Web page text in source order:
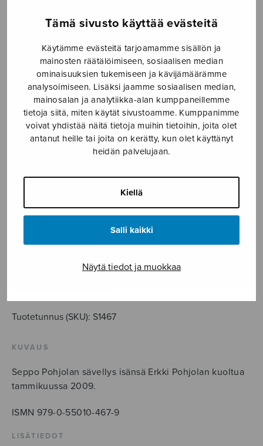
Tämä sivusto käyttää evästeitä
Käytämme evästeitä tarjoamamme sisällön ja
mainosten räätälöimiseen, sosiaalisen median
ominaisuuksien tukemiseen ja kävijämäärämme
analysoimiseen. Lisäksi jaamme sosiaalisen median,
mainosalan ja analytiikka-alan kumppaneillemme
tietoja siitä, miten käytät sivustoamme. Kumppanimme
voivat yhdistää näitä tietoja muihin tietoihin, joita olet
antanut heille tai joita on kerätty, kun olet käyttänyt
heidän palvelujaan.
Kiellä
Salli kaikki
Näytä tiedot ja muokkaa
Etusivu › Nuottikauppa › Diskanttikuoro
›
Viimeinen runo
5,25€
Tuotetunnus (SKU): S1467
KUVAUS
Seppo Pohjolan sävellys isänsä Erkki Pohjolan kuoltua
tammikuussa 2009.
ISMN 979-0-55010-467-9
LISÄTIEDOT